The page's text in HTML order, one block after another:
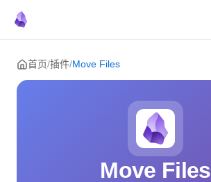
Skip to content
首页/插件/Move Files
Move Files